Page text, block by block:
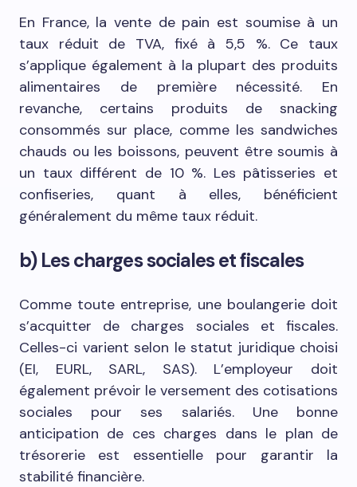
En France, la vente de pain est soumise à un
taux réduit de TVA, fixé à 5,5 %. Ce taux
s’applique également à la plupart des produits
alimentaires de première nécessité. En
revanche, certains produits de snacking
consommés sur place, comme les sandwiches
chauds ou les boissons, peuvent être soumis à
un taux différent de 10 %. Les pâtisseries et
confiseries, quant à elles, bénéficient
généralement du même taux réduit.
b) Les charges sociales et fiscales
Comme toute entreprise, une boulangerie doit
s’acquitter de charges sociales et fiscales.
Celles-ci varient selon le statut juridique choisi
(EI, EURL, SARL, SAS). L’employeur doit
également prévoir le versement des cotisations
sociales pour ses salariés. Une bonne
anticipation de ces charges dans le plan de
trésorerie est essentielle pour garantir la
stabilité financière.